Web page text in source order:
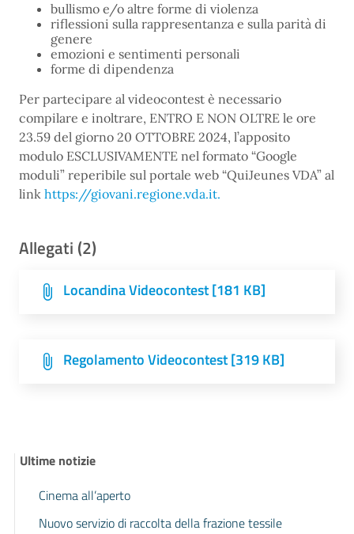
bullismo e/o altre forme di violenza
riflessioni sulla rappresentanza e sulla parità di
genere
emozioni e sentimenti personali
forme di dipendenza
Per partecipare al videocontest è necessario
compilare e inoltrare, ENTRO E NON OLTRE le ore
23.59 del giorno 20 OTTOBRE 2024, l’apposito
modulo ESCLUSIVAMENTE nel formato “Google
moduli” reperibile sul portale web “QuiJeunes VDA” al
link https://giovani.regione.vda.it.
Allegati (2)
Locandina Videocontest [181 KB]
Regolamento Videocontest [319 KB]
Ultime notizie
Cinema all’aperto
Nuovo servizio di raccolta della frazione tessile